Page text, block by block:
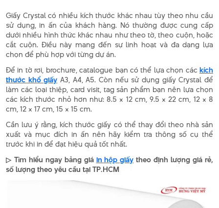
Giấy Crystal có nhiều kích thước khác nhau tùy theo nhu cầu
sử dụng, in ấn của khách hàng. Nó thường được cung cấp
dưới nhiều hình thức khác nhau như theo tờ, theo cuộn, hoặc
cắt cuộn. Điều này mang đến sự linh hoạt và đa dạng lựa
chọn để phù hợp với từng dự án.
Để in tờ rơi, brochure, catalogue bạn có thể lựa chọn các kích
thước khổ giấy A3, A4, A5. Còn nếu sử dụng giấy Crystal để
làm các loại thiệp, card visit, tag sản phẩm bạn nên lựa chọn
các kích thước nhỏ hơn như: 8.5 × 12 cm, 9.5 × 22 cm, 12 × 8
cm, 12 × 17 cm, 15 × 15 cm.
Cần lưu ý rằng, kích thước giấy có thể thay đổi theo nhà sản
xuất và mục đích in ấn nên hãy kiểm tra thông số cụ thể
trước khi in để đạt hiệu quả tốt nhất.
▷ Tìm hiểu ngay bảng giá in hộp giấy theo định lượng giá rẻ,
số lượng theo yêu cầu tại TP.HCM